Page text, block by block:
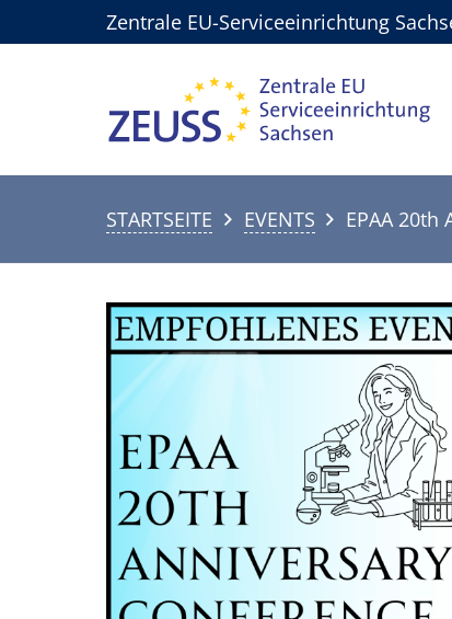
Zentrale EU-Serviceeinrichtung
STARTSEITE EVENTS EPAA